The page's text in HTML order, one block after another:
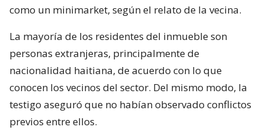
como un minimarket, según el relato de la vecina.
La mayoría de los residentes del inmueble son
personas extranjeras, principalmente de
nacionalidad haitiana, de acuerdo con lo que
conocen los vecinos del sector. Del mismo modo, la
testigo aseguró que no habían observado conflictos
previos entre ellos.